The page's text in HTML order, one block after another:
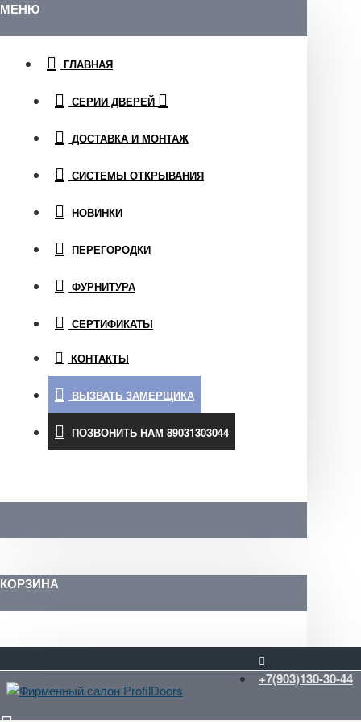
МЕНЮ
ГЛАВНАЯ
СЕРИИ ДВЕРЕЙ
ДОСТАВКА И МОНТАЖ
СИСТЕМЫ ОТКРЫВАНИЯ
НОВИНКИ
ПЕРЕГОРОДКИ
ФУРНИТУРА
СЕРТИФИКАТЫ
КОНТАКТЫ
ВЫЗВАТЬ ЗАМЕРЩИКА
ПОЗВОНИТЬ НАМ 89031303044
КОРЗИНА
+7(903)130-30-44